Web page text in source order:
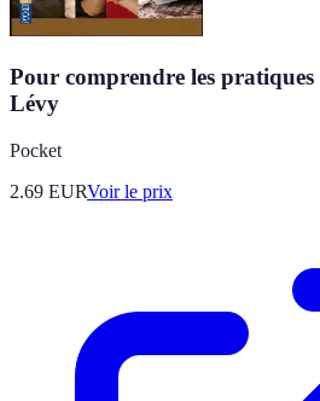
Pour comprendre les pratiques
Lévy
Pocket
2.69 EURVoir le prix